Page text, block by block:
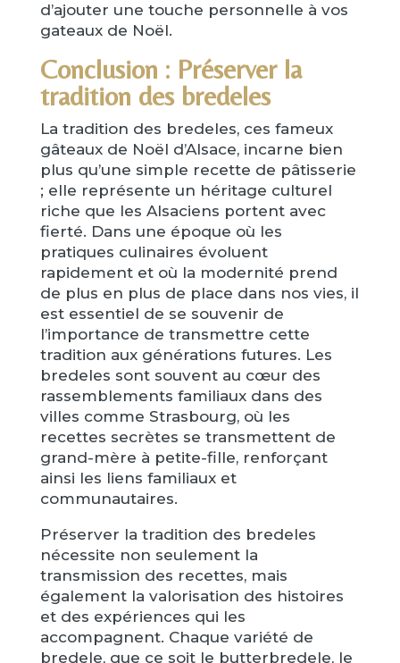
d’ajouter une touche personnelle à vos
gateaux de Noël.
Conclusion : Préserver la
tradition des bredeles
La tradition des bredeles, ces fameux
gâteaux de Noël d’Alsace, incarne bien
plus qu’une simple recette de pâtisserie
; elle représente un héritage culturel
riche que les Alsaciens portent avec
fierté. Dans une époque où les
pratiques culinaires évoluent
rapidement et où la modernité prend
de plus en plus de place dans nos vies, il
est essentiel de se souvenir de
l’importance de transmettre cette
tradition aux générations futures. Les
bredeles sont souvent au cœur des
rassemblements familiaux dans des
villes comme Strasbourg, où les
recettes secrètes se transmettent de
grand-mère à petite-fille, renforçant
ainsi les liens familiaux et
communautaires.
Préserver la tradition des bredeles
nécessite non seulement la
transmission des recettes, mais
également la valorisation des histoires
et des expériences qui les
accompagnent. Chaque variété de
bredele, que ce soit le butterbredele, le